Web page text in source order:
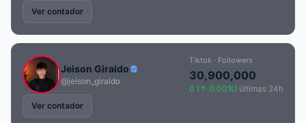
Ver contador
Jeison Giraldo
@jeison_giraldo
Tiktok · Followers
30,900,000
0 (↑ 0.00%) últimas 24h
Ver contador